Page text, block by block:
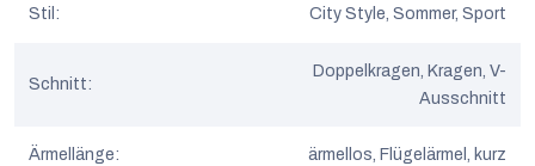
Stil : City Style, Sommer, Sport
Schnitt:
Doppelkragen, Kragen, V-
Ausschnitt
Ärmellänge: ärmellos, Flügelärmel, kurz